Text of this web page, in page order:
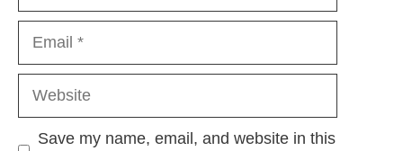
Save my name, email, and website in this